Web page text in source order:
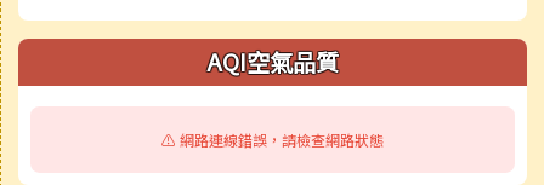
AQI空氣品質
⚠️ 網路連線錯誤，請檢查網路狀態